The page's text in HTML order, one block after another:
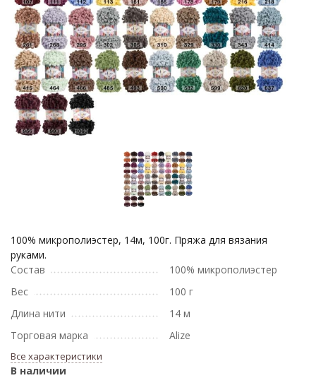
100% микрополиэстер, 14м, 100г. Пряжа для вязания
руками.
Состав
100% микрополиэстер
Вес
100 г
Длина нити
14 м
Торговая марка
Alize
Все характеристики
В наличии